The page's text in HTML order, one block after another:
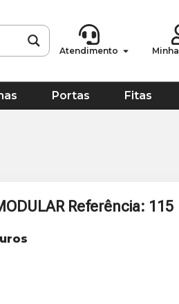
Atendimento
Portas Fitas
Referência: 115